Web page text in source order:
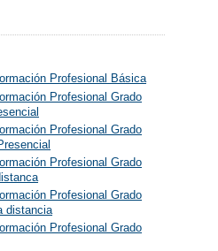
Profesional Básica
Profesional Grado
Profesional Grado
Profesional Grado
Profesional Grado
distancia
Profesional Grado